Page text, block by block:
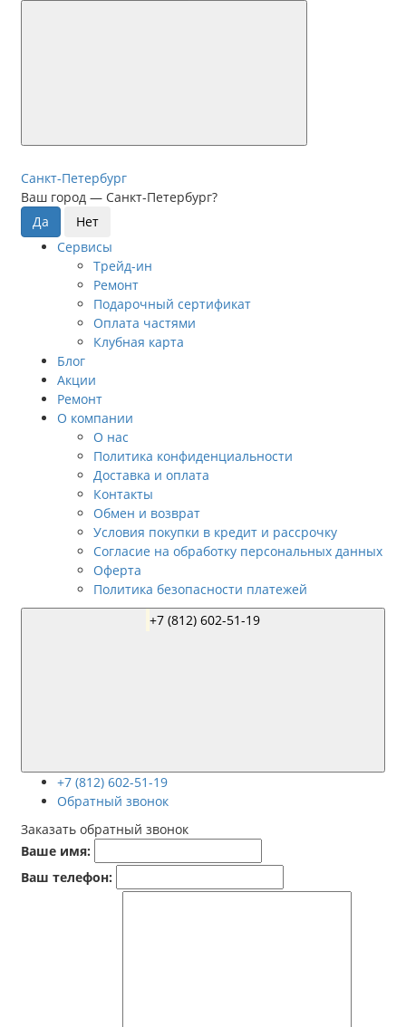
Санкт-Петербург
Ваш город — Санкт-Петербург?
Сервисы
Трейд-ин
Ремонт
Подарочный сертификат
Оплата частями
Клубная карта
Блог
Акции
Ремонт
О компании
О нас
Политика конфиденциальности
Доставка и оплата
Контакты
Обмен и возврат
Условия покупки в кредит и рассрочку
Согласие на обработку персональных данных
Оферта
Политика безопасности платежей
+7 (812) 602-51-19
Обратный звонок
Заказать обратный звонок
Ваше имя:
Ваш телефон: